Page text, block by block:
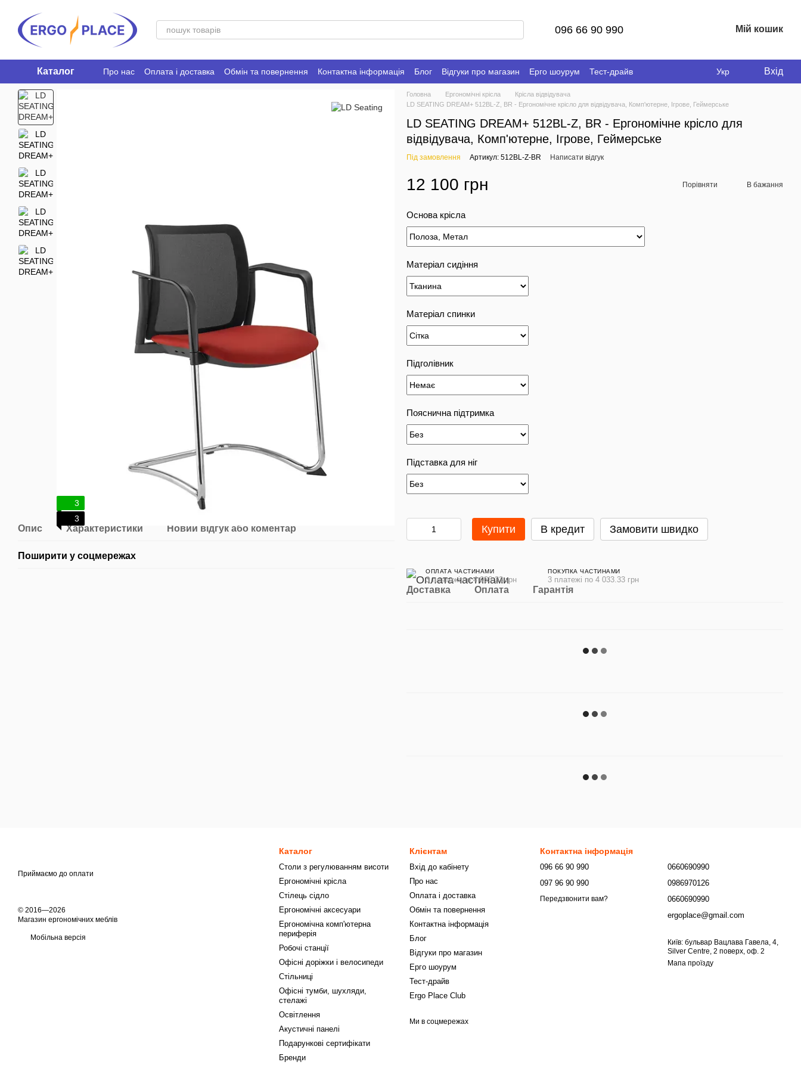
096 66 90 990 Мій кошик
Каталог Про нас Оплата і доставка Обмін та повернення Контактна інформація Блог Відгуки про магазин Ерго шоурум
Тест-драйв
Ergo Place Club
Укр Вхід
3
3
Опис Характеристики Новий відгук або коментар
Поширити у соцмережах
Головна Ергономічні крісла
Крісла відвідувача
LD SEATING DREAM+ 512BL-Z, BR - Ергономічне крісло для відвідувача, Комп'ютерне, Ігрове, Геймерське
LD SEATING DREAM+ 512BL-Z, BR - Ергономічне крісло для
відвідувача, Комп'ютерне, Ігрове, Геймерське
Під замовлення Артикул: 512BL-Z-BR Написати відгук
12 100 грн Порівняти В бажання
Основа крісла
Матеріал сидіння
Матеріал спинки
Підголівник
Пояснична підтримка
Підставка для ніг
Купити В кредит Замовити швидко
ОПЛАТА ЧАСТИНАМИ
3 платежі по 4 033.33 грн
ПОКУПКА ЧАСТИНАМИ
3 платежі по 4 033.33 грн
Доставка Оплата Гарантія
Приймаємо до оплати
© 2016—2026
Магазин ергономічних меблів
Мобільна версія
Каталог
Столи з регулюванням висоти
Ергономічні крісла
Стілець сідло
Ергономічні аксесуари
Ергономічна комп'ютерна
периферія
Робочі станції
Офісні доріжки і велосипеди
Стільниці
Офісні тумби, шухляди,
стелажі
Освітлення
Акустичні панелі
Подарункові сертифікати
Бренди
Клієнтам
Вхід до кабінету
Про нас
Оплата і доставка
Обмін та повернення
Контактна інформація
Блог
Відгуки про магазин
Ерго шоурум
Тест-драйв
Ergo Place Club
Ми в соцмережах
Контактна інформація
096 66 90 990
097 96 90 990
Передзвонити вам?
0660690990
0986970126
0660690990
ergoplace@gmail.com
Київ: бульвар Вацлава Гавела, 4,
Silver Centre, 2 поверх, оф. 2
Мапа проїзду